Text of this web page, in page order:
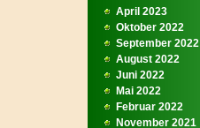
April 2023
Oktober 2022
September 2022
August 2022
Juni 2022
Mai 2022
Februar 2022
November 2021